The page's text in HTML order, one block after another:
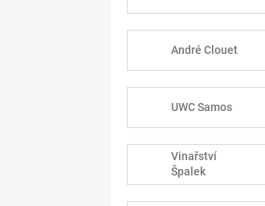
André Clouet
UWC Samos
Vinařství
Špalek